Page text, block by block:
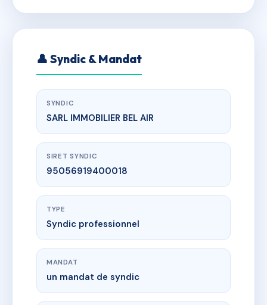
👤 Syndic & Mandat
SYNDIC
SARL IMMOBILIER BEL AIR
SIRET SYNDIC
95056919400018
TYPE
Syndic professionnel
MANDAT
un mandat de syndic